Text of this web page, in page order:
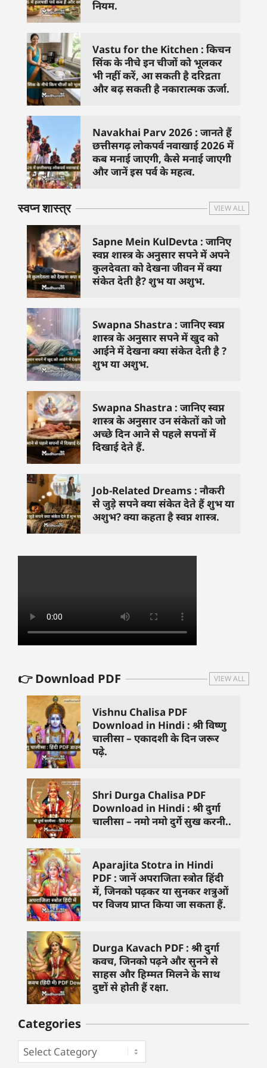
नियम.
Vastu for the Kitchen : किचन
सिंक के नीचे इन चीजों को भूलकर
भी नहीं करें, आ सकती है दरिद्रता
और बढ़ सकती है नकारात्मक ऊर्जा.
Navakhai Parv 2026 : जानते हैं
छत्तीसगढ़ लोकपर्व नवाखाई 2026 में
कब मनाई जाएगी, कैसे मनाई जाएगी
और जानें इस पर्व के महत्व.
स्वप्न शास्त्र VIEW ALL
Sapne Mein KulDevta : जानिए
स्वप्न शास्त्र के अनुसार सपने में अपने
कुलदेवता को देखना जीवन में क्या
संकेत देती है? शुभ या अशुभ.
Swapna Shastra : जानिए स्वप्न
शास्त्र के अनुसार सपने में खुद को
आईने में देखना क्या संकेत देती है ?
शुभ या अशुभ.
Swapna Shastra : जानिए स्वप्न
शास्त्र के अनुसार उन संकेतों को जो
अच्छे दिन आने से पहले सपनों में
दिखाई देते हैं.
Job-Related Dreams : नौकरी
से जुड़े सपने क्या संकेत देते हैं शुभ या
अशुभ? क्या कहता है स्वप्न शास्त्र.
👉 Download PDF VIEW ALL
Vishnu Chalisa PDF
Download in Hindi : श्री विष्णु
चालीसा – एकादशी के दिन जरूर
पढ़े.
Shri Durga Chalisa PDF
Download in Hindi : श्री दुर्गा
चालीसा – नमो नमो दुर्गे सुख करनी..
Aparajita Stotra in Hindi
PDF : जानें अपराजिता स्त्रोत हिंदी
में, जिनको पढ़कर या सुनकर शत्रुओं
पर विजय प्राप्त किया जा सकता हैं.
Durga Kavach PDF : श्री दुर्गा
कवच, जिनको पढ़ने और सुनने से
साहस और हिम्मत मिलने के साथ
दुष्टों से होती हैं रक्षा.
Categories